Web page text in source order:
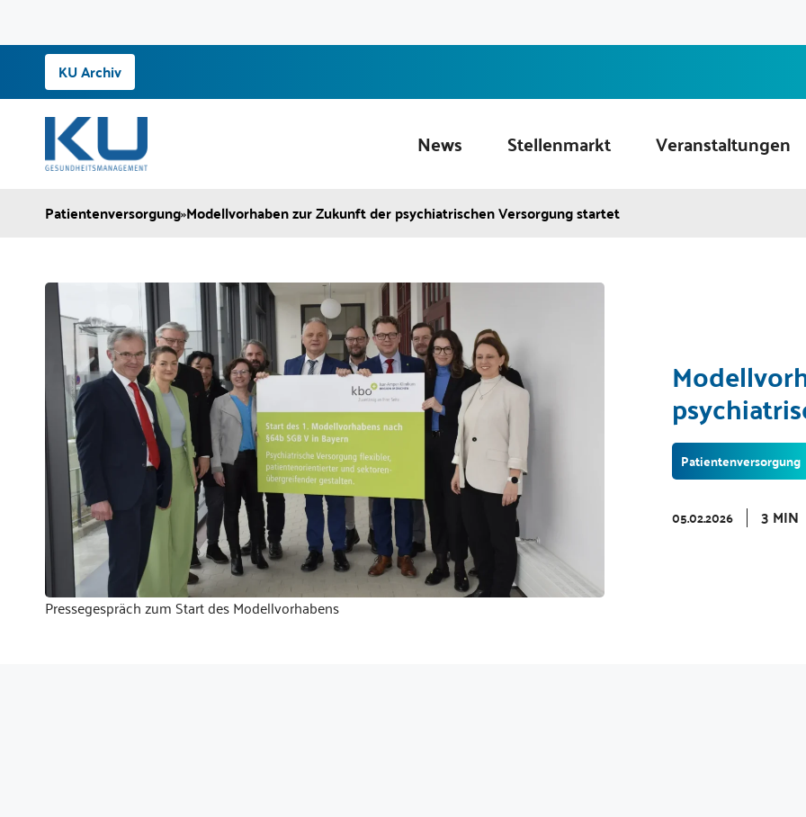
springen
KU Archiv
News Stellenmarkt Veranstaltungen
Patientenversorgung»Modellvorhaben zur Zukunft der psychiatrischen Versorgung startet
Pressegespräch zum Start des Modellvorhabens
Patientenversorgung
05.02.2026 3 MIN